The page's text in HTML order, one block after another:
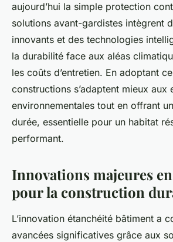
aujourd’hui la simple protection
solutions avant-gardistes intègrent
innovants et des technologies
la durabilité face aux aléas
les coûts d’entretien. En adoptant
constructions s’adaptent mieux aux
environnementales tout en offrant
durée, essentielle pour un habitat
performant.
Innovations majeures
pour la construction
L’innovation étanchéité bâtiment a
avancées significatives grâce aux